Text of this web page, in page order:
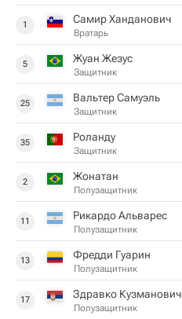
1 Самир Ханданович
Вратарь
5 Жуан Жезус
Защитник
25 Вальтер Самуэль
Защитник
35 Роланду
Защитник
2 Жонатан
Полузащитник
11 Рикардо Альварес
Полузащитник
13 Фредди Гуарин
Полузащитник
17 Здравко Кузманович
Полузащитник